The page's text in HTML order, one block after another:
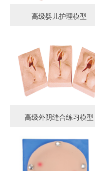
高级婴儿护理模型
高级外阴缝合练习模型